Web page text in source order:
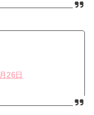
26日